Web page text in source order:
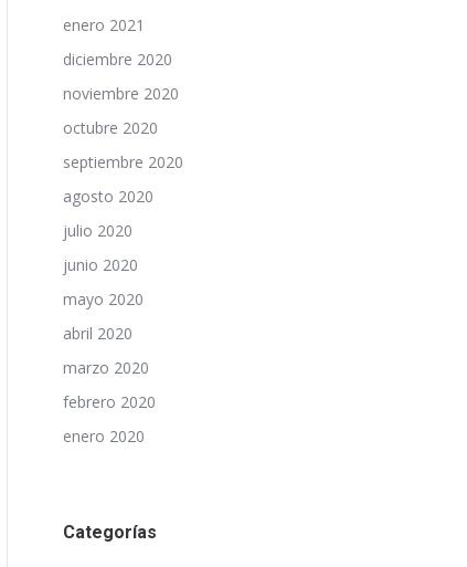
enero 2021
diciembre 2020
noviembre 2020
octubre 2020
septiembre 2020
agosto 2020
julio 2020
junio 2020
mayo 2020
abril 2020
marzo 2020
febrero 2020
enero 2020
Categorías